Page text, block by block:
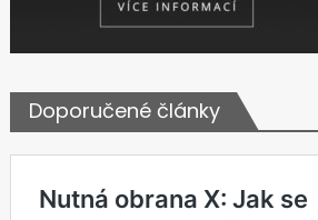
Doporučené články